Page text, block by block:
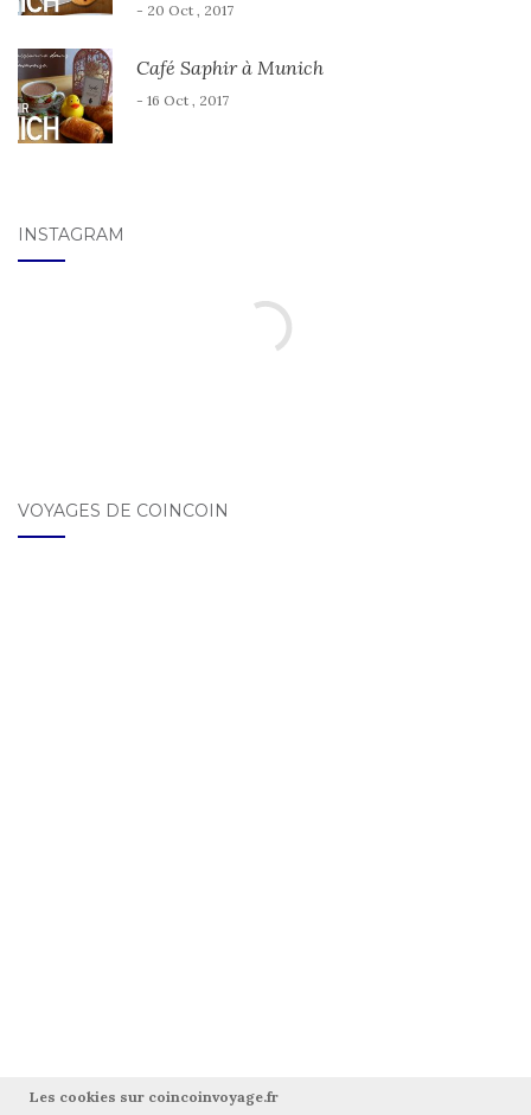
- 20 Oct , 2017
Café Saphir à Munich
- 16 Oct , 2017
INSTAGRAM
VOYAGES DE COINCOIN
Les cookies sur coincoinvoyage.fr